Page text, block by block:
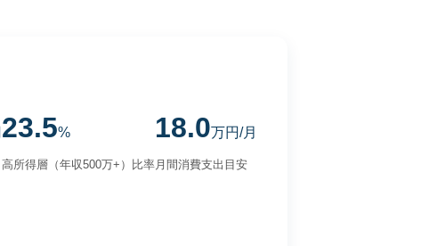
23.5%
高所得層（年収500万+）比率
18.0万円/月
月間消費支出目安